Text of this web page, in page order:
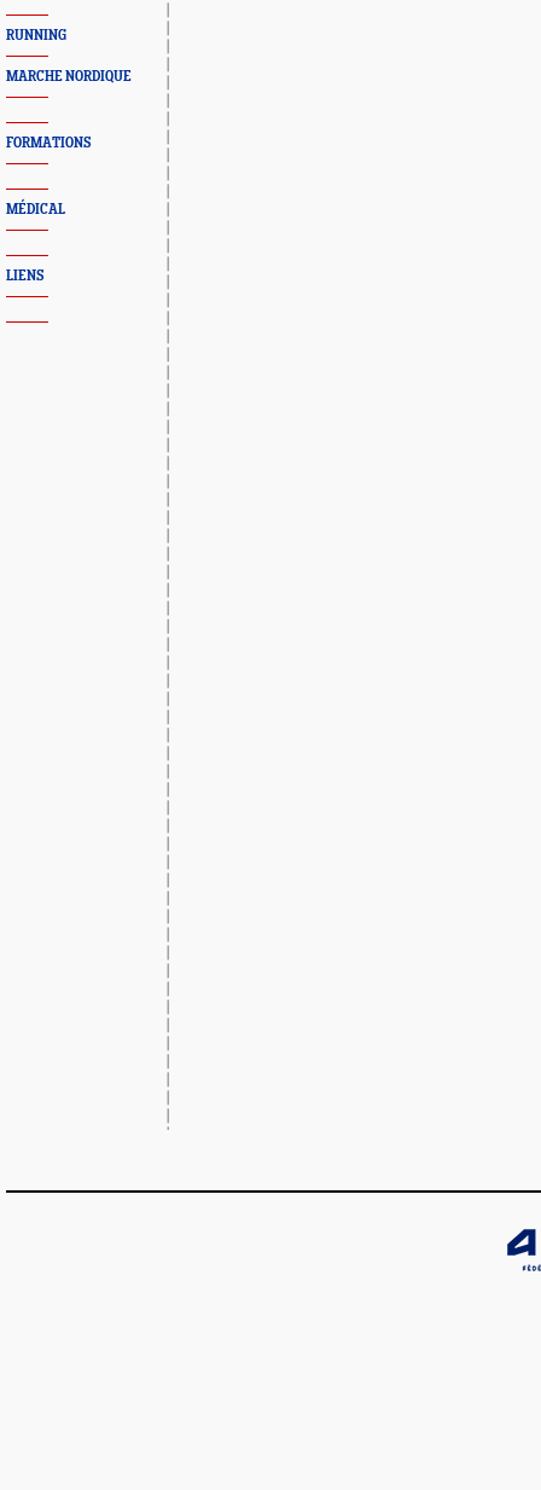
RUNNING
MARCHE NORDIQUE
FORMATIONS
MÉDICAL
LIENS